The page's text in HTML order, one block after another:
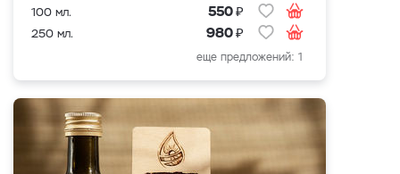
100 мл. 550₽
250 мл. 980₽
еще предложений: 1